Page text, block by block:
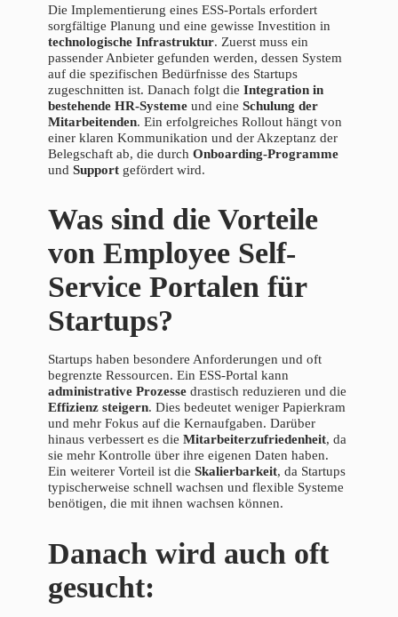
Die Implementierung eines ESS-Portals erfordert
sorgfältige Planung und eine gewisse Investition in
technologische Infrastruktur. Zuerst muss ein
passender Anbieter gefunden werden, dessen System
auf die spezifischen Bedürfnisse des Startups
zugeschnitten ist. Danach folgt die Integration in
bestehende HR-Systeme und eine Schulung der
Mitarbeitenden. Ein erfolgreiches Rollout hängt von
einer klaren Kommunikation und der Akzeptanz der
Belegschaft ab, die durch Onboarding-Programme
und Support gefördert wird.
Was sind die Vorteile
von Employee Self-
Service Portalen für
Startups?
Startups haben besondere Anforderungen und oft
begrenzte Ressourcen. Ein ESS-Portal kann
administrative Prozesse drastisch reduzieren und die
Effizienz steigern. Dies bedeutet weniger Papierkram
und mehr Fokus auf die Kernaufgaben. Darüber
hinaus verbessert es die Mitarbeiterzufriedenheit, da
sie mehr Kontrolle über ihre eigenen Daten haben.
Ein weiterer Vorteil ist die Skalierbarkeit, da Startups
typischerweise schnell wachsen und flexible Systeme
benötigen, die mit ihnen wachsen können.
Danach wird auch oft
gesucht: